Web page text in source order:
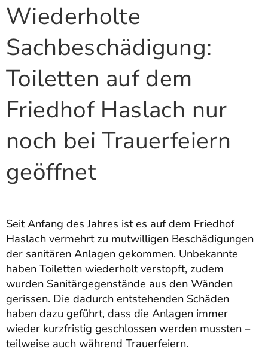
Wiederholte
Sachbeschädigung:
Toiletten auf dem
Friedhof Haslach nur
noch bei Trauerfeiern
geöffnet
Seit Anfang des Jahres ist es auf dem Friedhof
Haslach vermehrt zu mutwilligen Beschädigungen
der sanitären Anlagen gekommen. Unbekannte
haben Toiletten wiederholt verstopft, zudem
wurden Sanitärgegenstände aus den Wänden
gerissen. Die dadurch entstehenden Schäden
haben dazu geführt, dass die Anlagen immer
wieder kurzfristig geschlossen werden mussten –
teilweise auch während Trauerfeiern.